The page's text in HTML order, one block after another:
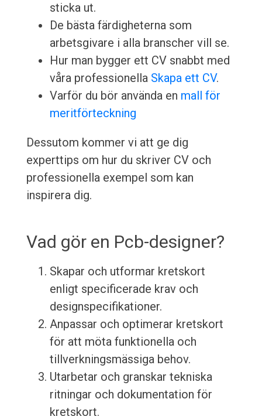
sticka ut.
De bästa färdigheterna som
arbetsgivare i alla branscher vill se.
Hur man bygger ett CV snabbt med
våra professionella Skapa ett CV.
Varför du bör använda en mall för
meritförteckning
Dessutom kommer vi att ge dig
experttips om hur du skriver CV och
professionella exempel som kan
inspirera dig.
Vad gör en Pcb-designer?
Skapar och utformar kretskort
enligt specificerade krav och
designspecifikationer.
Anpassar och optimerar kretskort
för att möta funktionella och
tillverkningsmässiga behov.
Utarbetar och granskar tekniska
ritningar och dokumentation för
kretskort.